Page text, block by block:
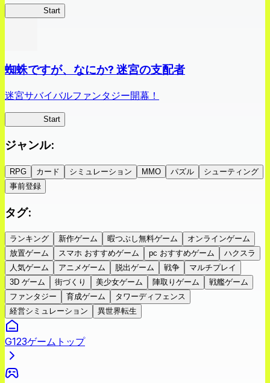
Start
蜘蛛ですが、なにか? 迷宮の支配者
迷宮サバイバルファンタジー開幕！
Start
ジャンル:
RPG カード シミュレーション MMO パズル
シューティング
事前登録
タグ:
ランキング 新作ゲーム 暇つぶし無料ゲーム
オンラインゲーム
放置ゲーム
スマホ おすすめゲーム pc おすすめゲーム
ハクスラ
人気ゲーム
アニメゲーム 脱出ゲーム 戦争
マルチプレイ
3D ゲーム
街づくり 美少女ゲーム 陣取りゲーム
戦艦ゲーム
ファンタジー
育成ゲーム
タワーディフェンス
経営シミュレーション
異世界転生
G123ゲームトップ